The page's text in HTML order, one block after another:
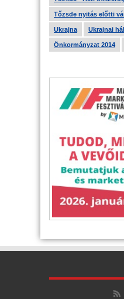
Tőzsde nyitás előtti
Ukrajna Ukrajnai
Önkormányzat 2014